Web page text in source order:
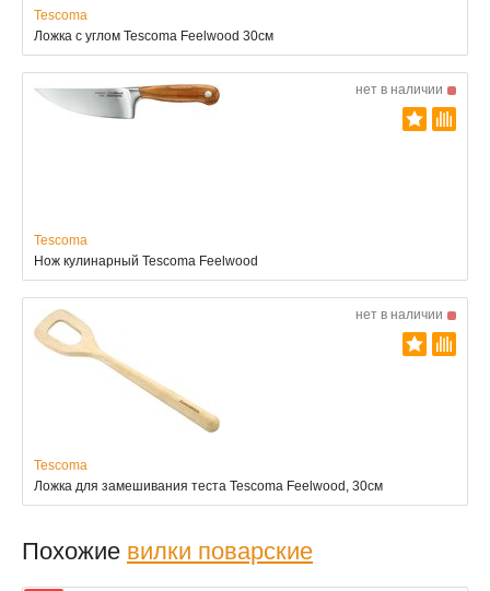
Tescoma
Ложка с углом Tescoma Feelwood 30см
нет в наличии
Tescoma
Нож кулинарный Tescoma Feelwood
нет в наличии
Tescoma
Ложка для замешивания теста Tescoma Feelwood, 30см
Похожие вилки поварские